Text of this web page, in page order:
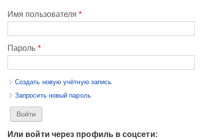
Имя пользователя*
Пароль *
Создать новую учётную запись
Запросить новый пароль
Или войти через профиль в соцсети: